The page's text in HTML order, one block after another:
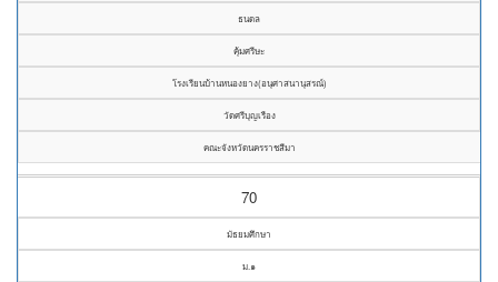
ธนดล
คุ้มศรีษะ
โรงเรียนบ้านหนองยาง(อนุศาสนานุสรณ์)
วัดศรีบุญเรือง
คณะจังหวัดนครราชสีมา
70
มัธยมศึกษา
ม.๑